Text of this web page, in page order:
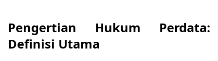
Pengertian Hukum Perdata:
Definisi Utama